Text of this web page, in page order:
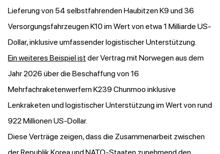
Lieferung von 54 selbstfahrenden Haubitzen K9 und 36
Versorgungsfahrzeugen K10 im Wert von etwa 1 Milliarde US-
Dollar, inklusive umfassender logistischer Unterstützung.
Ein weiteres Beispiel ist der Vertrag mit Norwegen aus dem
Jahr 2026 über die Beschaffung von 16
Mehrfachraketenwerfern K239 Chunmoo inklusive
Lenkraketen und logistischer Unterstützung im Wert von rund
922 Millionen US-Dollar.
Diese Verträge zeigen, dass die Zusammenarbeit zwischen
der Republik Korea und NATO-Staaten zunehmend den